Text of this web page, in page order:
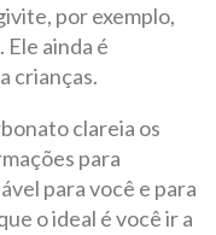
por exemplo,
ainda é
crianças.
clareia os
para
para você e para
o ideal é você ir a